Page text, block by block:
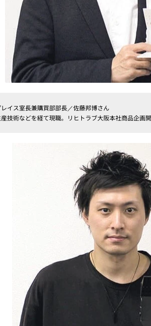
イス室長兼購買部部長／佐藤邦博さん
技術などを経て現職。リヒトラブ大阪本社商品企画開